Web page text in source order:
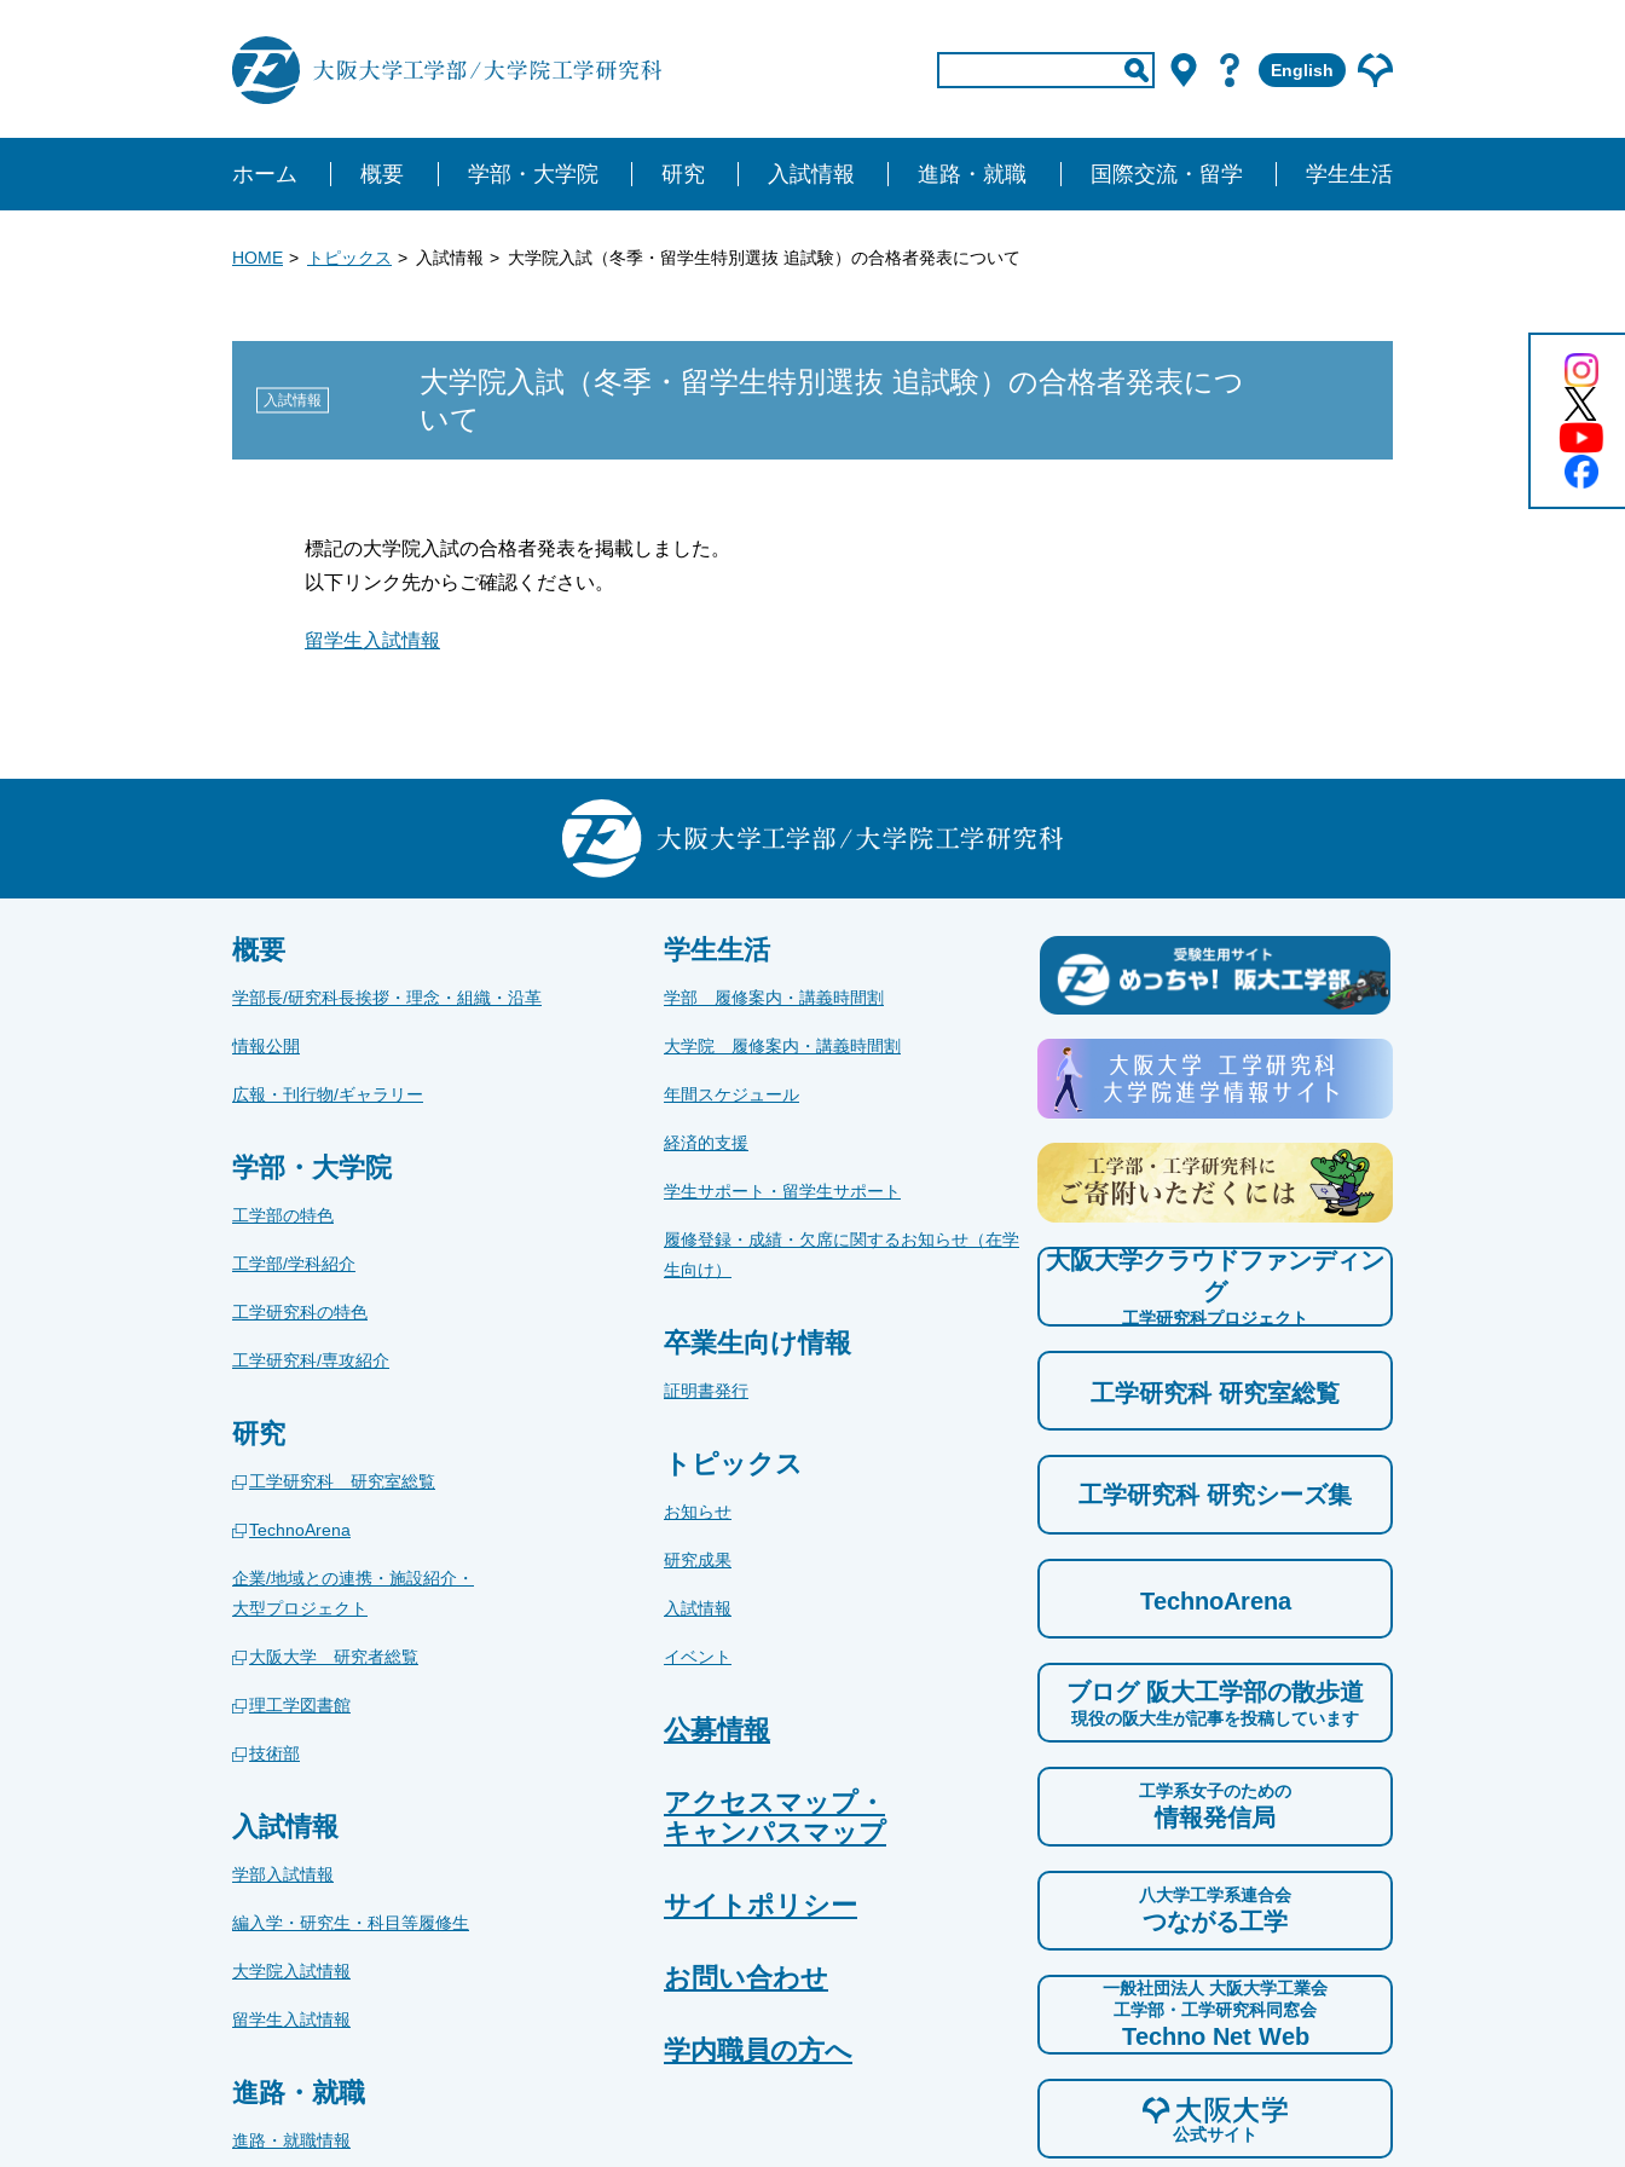
English
ホーム 概要 学部・大学院 研究 入試情報 進路・就職 国際交流・留学 学生生活
HOME トピックス 入試情報 大学院入試（冬季・留学生特別選抜 追試験）の合格者発表について
入試情報
大学院入試（冬季・留学生特別選抜 追試験）の合格者発表につ
いて
標記の大学院入試の合格者発表を掲載しました。
以下リンク先からご確認ください。
留学生入試情報
概要
学部長/研究科長挨拶・理念・組織・沿革
情報公開
広報・刊行物/ギャラリー
学部・大学院
工学部の特色
工学部/学科紹介
工学研究科の特色
工学研究科/専攻紹介
研究
工学研究科 研究室総覧
TechnoArena
企業/地域との連携・施設紹介・
大型プロジェクト
大阪大学 研究者総覧
理工学図書館
技術部
入試情報
学部入試情報
編入学・研究生・科目等履修生
大学院入試情報
留学生入試情報
進路・就職
進路・就職情報
学生生活
学部 履修案内・講義時間割
大学院 履修案内・講義時間割
年間スケジュール
経済的支援
学生サポート・留学生サポート
履修登録・成績・欠席に関するお知らせ（在学
生向け）
卒業生向け情報
証明書発行
トピックス
お知らせ
研究成果
入試情報
イベント
公募情報
アクセスマップ・
キャンパスマップ
サイトポリシー
お問い合わせ
学内職員の方へ
大阪大学クラウドファンディン
グ
工学研究科プロジェクト
工学研究科 研究室総覧
工学研究科 研究シーズ集
TechnoArena
ブログ 阪大工学部の散歩道
現役の阪大生が記事を投稿しています
工学系女子のための
情報発信局
八大学工学系連合会
つながる工学
一般社団法人 大阪大学工業会
工学部・工学研究科同窓会
Techno Net Web
公式サイト